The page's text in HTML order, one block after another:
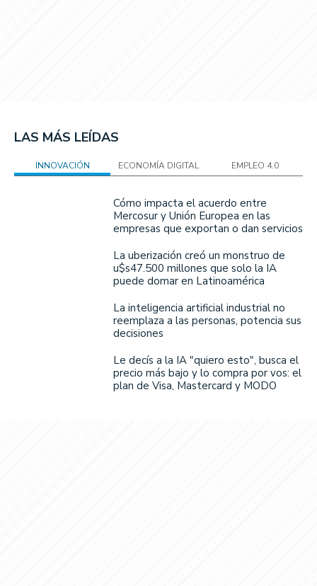
LAS MÁS LEÍDAS
INNOVACIÓN ECONOMÍA DIGITAL EMPLEO 4.0
Cómo impacta el acuerdo entre
Mercosur y Unión Europea en las
empresas que exportan o dan servicios
La uberización creó un monstruo de
u$s47.500 millones que solo la IA
puede domar en Latinoamérica
La inteligencia artificial industrial no
reemplaza a las personas, potencia sus
decisiones
Le decís a la IA "quiero esto", busca el
precio más bajo y lo compra por vos: el
plan de Visa, Mastercard y MODO